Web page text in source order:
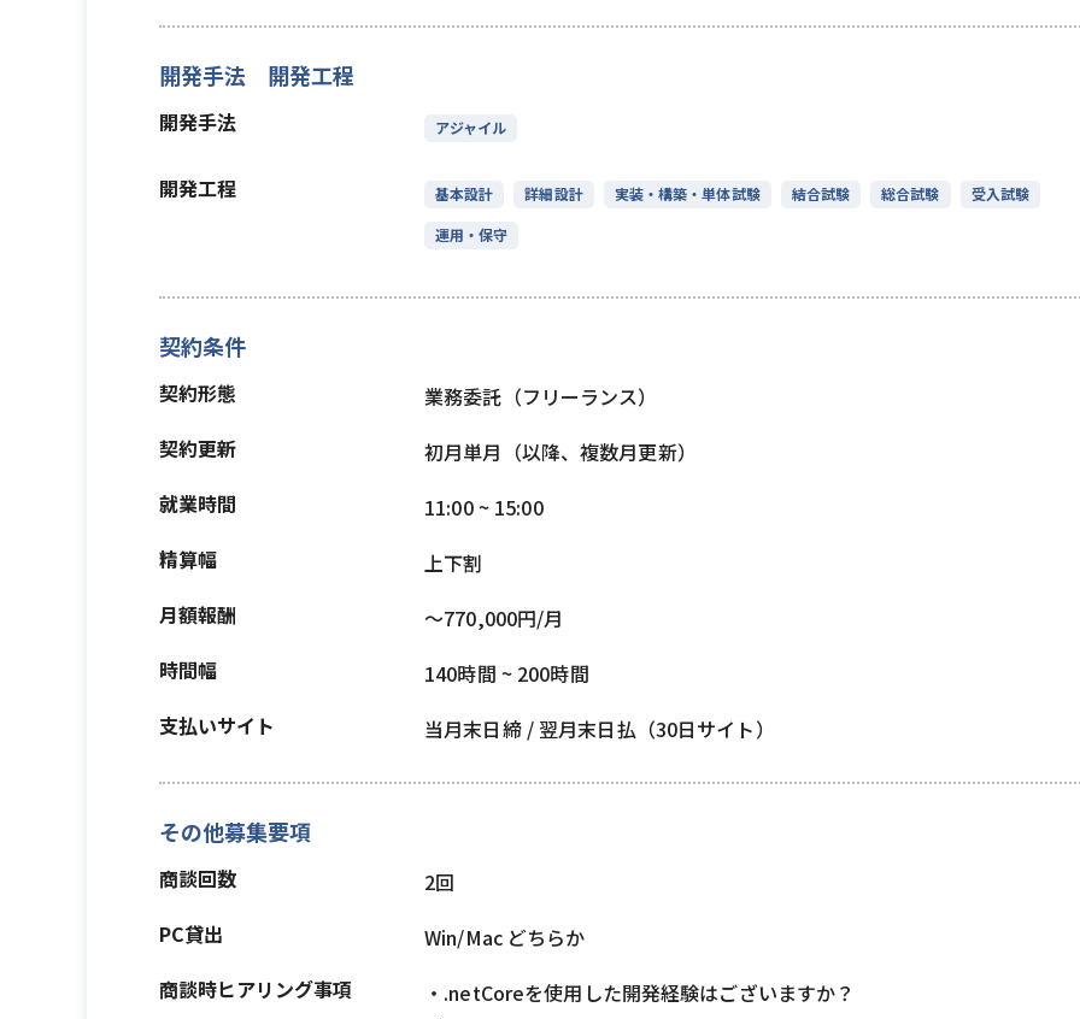
開発手法 開発工程
開発手法 アジャイル
開発工程 基本設計 詳細設計 実装・構築・単体試験 結合試験 総合試験
受入試験
運用・保守
契約条件
契約形態
業務委託（フリーランス）
契約更新
初月単月（以降、複数月更新）
就業時間
11:00 ~ 15:00
精算幅
上下割
月額報酬
〜770,000円/月
時間幅
140時間 ~ 200時間
支払いサイト
当月末日締 / 翌月末日払（30日サイト）
その他募集要項
商談回数
2回
PC貸出
Win/Mac どちらか
商談時ヒアリング事項
・.netCoreを使用した開発経験はございますか？